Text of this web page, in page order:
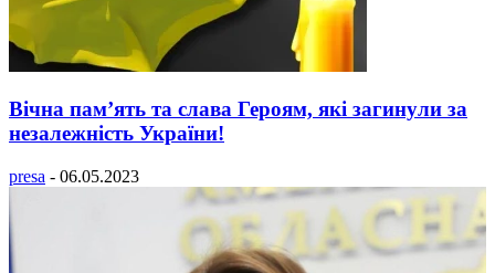
Вічна пам’ять та слава Героям, які загинули за
незалежність України!
presa - 06.05.2023